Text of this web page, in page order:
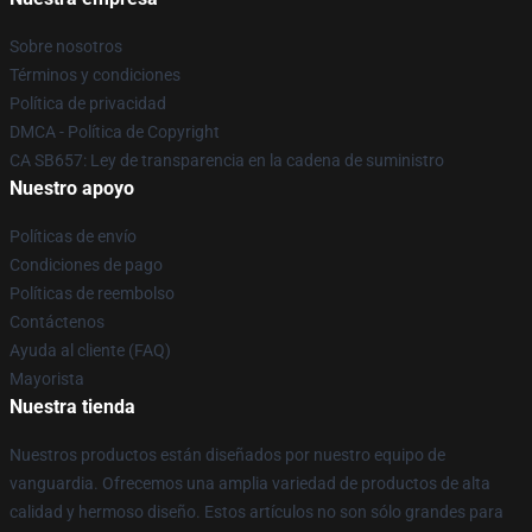
Sobre nosotros
Términos y condiciones
Política de privacidad
DMCA - Política de Copyright
CA SB657: Ley de transparencia en la cadena de suministro
Nuestro apoyo
Políticas de envío
Condiciones de pago
Políticas de reembolso
Contáctenos
Ayuda al cliente (FAQ)
Mayorista
Nuestra tienda
Nuestros productos están diseñados por nuestro equipo de
vanguardia. Ofrecemos una amplia variedad de productos de alta
calidad y hermoso diseño. Estos artículos no son sólo grandes para